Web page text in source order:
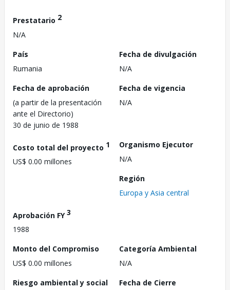
Prestatario 2
N/A
País
Rumania
Fecha de divulgación
N/A
Fecha de aprobación
(a partir de la presentación
ante el Directorio)
30 de junio de 1988
Fecha de vigencia
N/A
Costo total del proyecto 1
US$ 0.00 millones
Organismo Ejecutor
N/A
Región
Europa y Asia central
Aprobación FY3
1988
Monto del Compromiso
US$ 0.00 millones
Categoría Ambiental
N/A
Riesgo ambiental y social
Fecha de Cierre